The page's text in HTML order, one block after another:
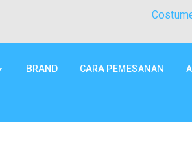
BRAND CARA PEMESANAN